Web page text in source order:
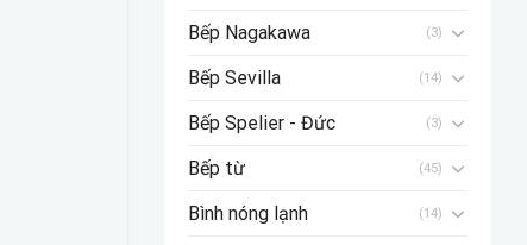
Bếp Nagakawa (3)
Bếp Sevilla (14)
Bếp Spelier - Đức (3)
Bếp từ (45)
Bình nóng lạnh (14)